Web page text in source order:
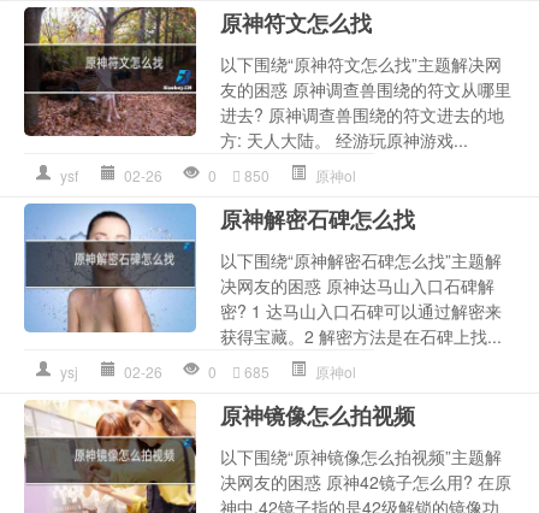
原神符文怎么找
以下围绕“原神符文怎么找”主题解决网
友的困惑 原神调查兽围绕的符文从哪里
进去? 原神调查兽围绕的符文进去的地
方: 天人大陆。 经游玩原神游戏...
ysf 02-26 0 850 原神ol
原神解密石碑怎么找
以下围绕“原神解密石碑怎么找”主题解
决网友的困惑 原神达马山入口石碑解
密? 1 达马山入口石碑可以通过解密来
获得宝藏。2 解密方法是在石碑上找...
ysj 02-26 0 685 原神ol
原神镜像怎么拍视频
以下围绕“原神镜像怎么拍视频”主题解
决网友的困惑 原神42镜子怎么用? 在原
神中,42镜子指的是42级解锁的镜像功